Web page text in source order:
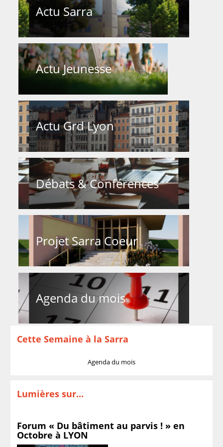
Actu Sarra
Actu Jeunesse
Actu Grd Lyon
Débats & Conférences
Projet Sarra Coeur
Agenda du mois
Cette Semaine à la Sarra
Agenda du mois
Lumières sur...
Forum « Du bâtiment au parvis ! » en
Octobre à LYON